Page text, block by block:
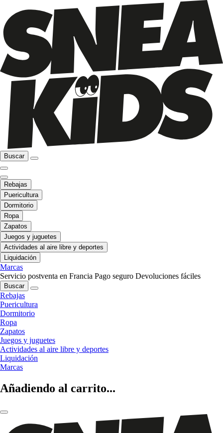
Buscar
Rebajas
Puericultura
Dormitorio
Ropa
Zapatos
Juegos y juguetes
Actividades al aire libre y deportes
Liquidación
Marcas
Servicio postventa en Francia Pago seguro Devoluciones fáciles
Buscar
Rebajas
Puericultura
Dormitorio
Ropa
Zapatos
Juegos y juguetes
Actividades al aire libre y deportes
Liquidación
Marcas
Añadiendo al carrito...